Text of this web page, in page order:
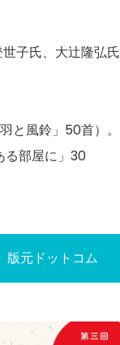
子氏、大辻隆弘氏
風鈴」50首）。
部屋に」30
版元ドットコム